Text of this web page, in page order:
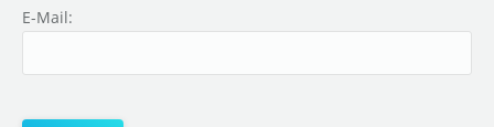
E-Mail: